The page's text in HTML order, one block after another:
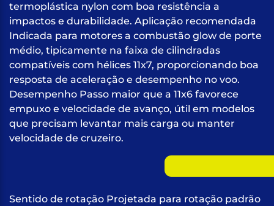
termoplástica nylon com boa resistência a
impactos e durabilidade. Aplicação recomendada
Indicada para motores a combustão glow de porte
médio, tipicamente na faixa de cilindradas
compatíveis com hélices 11x7, proporcionando boa
resposta de aceleração e desempenho no voo.
Desempenho Passo maior que a 11x6 favorece
empuxo e velocidade de avanço, útil em modelos
que precisam levantar mais carga ou manter
velocidade de cruzeiro.
Sentido de rotação Projetada para rotação padrão